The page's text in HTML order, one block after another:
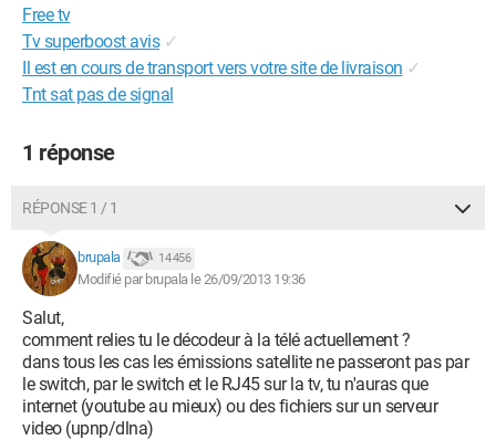
Free tv
Tv superboost avis ✓
Il est en cours de transport vers votre site de livraison ✓
Tnt sat pas de signal
1 réponse
RÉPONSE 1 / 1
brupala 14 456
Modifié par brupala le 26/09/2013 19:36
Salut,
comment relies tu le décodeur à la télé actuellement ?
dans tous les cas les émissions satellite ne passeront pas par
le switch, par le switch et le RJ45 sur la tv, tu n'auras que
internet (youtube au mieux) ou des fichiers sur un serveur
video (upnp/dlna)